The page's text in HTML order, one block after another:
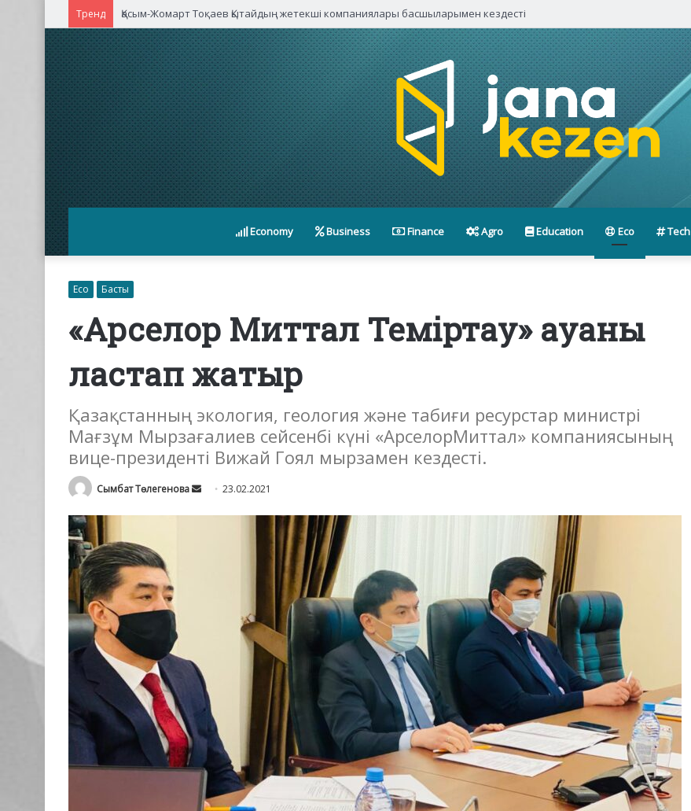
Тренд Қасым-Жомарт Тоқаев Қытайдың жетекші компаниялары басшыларымен кездесті
Economy Business Finance Agro Education Eco Tech
Eco Басты
«Арселор Миттал Теміртау» ауаны
ластап жатыр
Қазақстанның экология, геология және табиғи ресурстар министрі
Мағзұм Мырзағалиев сейсенбі күні «АрселорМиттал» компаниясының
вице-президенті Вижай Гоял мырзамен кездесті.
Сымбат Төлегенова
Send 23.02.2021